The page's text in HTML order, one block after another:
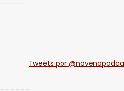
Tweets por